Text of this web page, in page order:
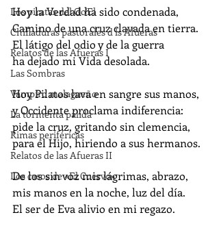
Los piratas del Go'El
Chifladuras pastorales d ls Afueras
Relatos de las Afueras I
Las Sombras
Vampiro malagueño
La tormenta pálida
Rimas periféricas
Relatos de las Afueras II
Los casos de «El Cuervo»
Hoy la Verdad ha sido condenada,
Camino de una cruz clavada en tierra.
El látigo del odio y de la guerra
ha dejado mi Vida desolada.
Hoy Pilatos lava en sangre sus manos,
y Occidente proclama indiferencia:
pide la cruz, gritando sin clemencia,
para el Hijo, hiriendo a sus hermanos.
De los sin voz mis lágrimas, abrazo,
mis manos en la noche, luz del día.
El ser de Eva alivio en mi regazo.